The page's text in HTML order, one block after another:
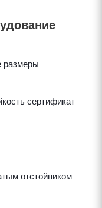
размеры
сертификат
отстойником